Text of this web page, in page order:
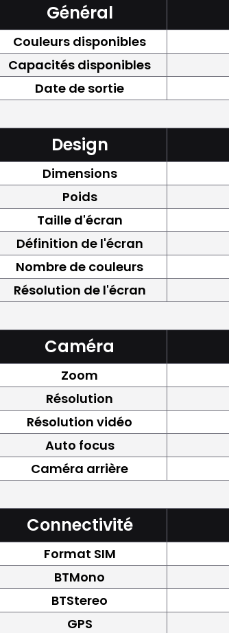
Général
Couleurs disponibles
Capacités disponibles
Date de sortie
Design
Dimensions
Poids
Taille d'écran
Définition de l'écran
Nombre de couleurs
Résolution de l'écran
Caméra
Zoom
Résolution
Résolution vidéo
Auto focus
Caméra arrière
Connectivité
Format SIM
BTMono
BTStereo
GPS